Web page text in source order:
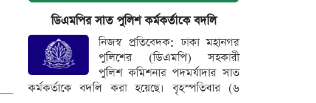
ডিএমপির সাত পুলিশ কর্মকর্তাকে বদলি
নিজস্ব প্রতিবেদক: ঢাকা মহানগর
পুলিশের (ডিএমপি) সহকারী
পুলিশ কমিশনার পদমর্যাদার সাত
কর্মকর্তাকে বদলি করা হয়েছে। বৃহস্পতিবার (৬